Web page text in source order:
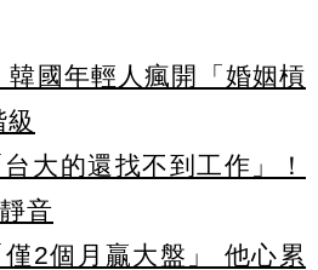
國年輕人瘋開「婚姻槓
大的還找不到工作」！
音
2個月贏大盤」 他心累